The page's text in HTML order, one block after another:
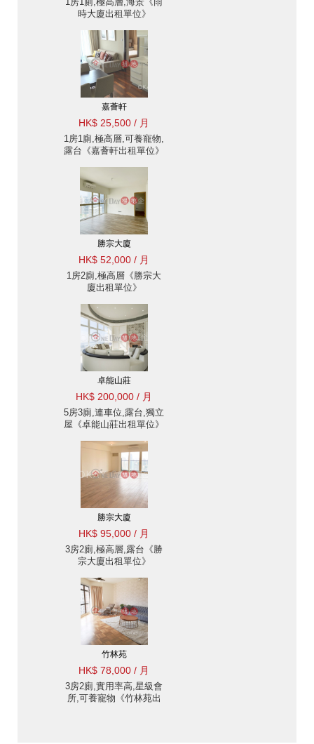
時大廈出租單位》
嘉薈軒
HK$ 25,500 / 月
1房1廁,極高層,可養寵物,
露台《嘉薈軒出租單位》
勝宗大廈
HK$ 52,000 / 月
1房2廁,極高層《勝宗大
廈出租單位》
卓能山莊
HK$ 200,000 / 月
5房3廁,連車位,露台,獨立
屋《卓能山莊出租單位》
勝宗大廈
HK$ 95,000 / 月
3房2廁,極高層,露台《勝
宗大廈出租單位》
竹林苑
HK$ 78,000 / 月
3房2廁,實用率高,星級會
所,可養寵物《竹林苑出